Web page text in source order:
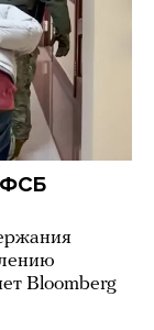
ФСБ
Bloomberg